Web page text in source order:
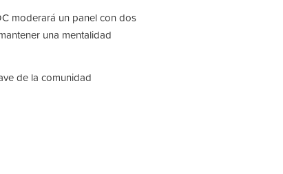
moderará un panel con dos
una mentalidad
de la comunidad